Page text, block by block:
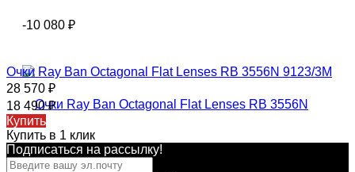
-10 080 ₽
Очки Ray Ban Octagonal Flat Lenses RB 3556N 9123/3M
28 570 ₽
18 490₽
Купить
Купить в 1 клик
Подписаться на рассылкy!